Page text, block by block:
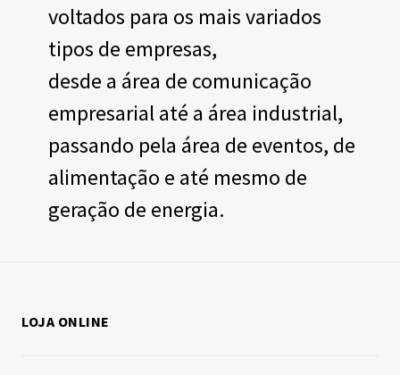
voltados para os mais variados
tipos de empresas,
desde a área de comunicação
empresarial até a área industrial,
passando pela área de eventos, de
alimentação e até mesmo de
geração de energia.
LOJA ONLINE